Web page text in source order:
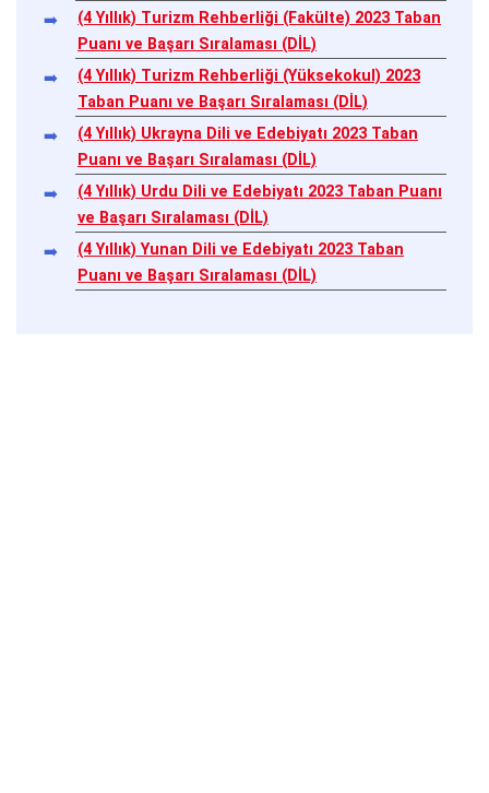
(4 Yıllık) Turizm Rehberliği (Fakülte) 2023 Taban
Puanı ve Başarı Sıralaması (DİL)
(4 Yıllık) Turizm Rehberliği (Yüksekokul) 2023
Taban Puanı ve Başarı Sıralaması (DİL)
(4 Yıllık) Ukrayna Dili ve Edebiyatı 2023 Taban
Puanı ve Başarı Sıralaması (DİL)
(4 Yıllık) Urdu Dili ve Edebiyatı 2023 Taban Puanı
ve Başarı Sıralaması (DİL)
(4 Yıllık) Yunan Dili ve Edebiyatı 2023 Taban
Puanı ve Başarı Sıralaması (DİL)